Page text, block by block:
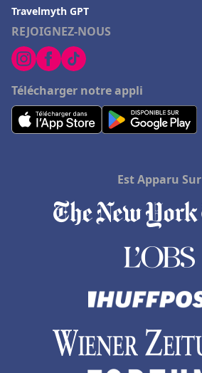
REJOIGNEZ-NOUS
Télécharger notre appli
Travelmyth GPT
Est Apparu Sur